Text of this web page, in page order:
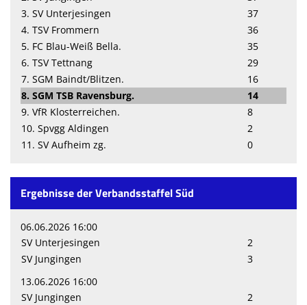
3. SV Unterjesingen
37
4. TSV Frommern
36
5. FC Blau-Weiß Bella.
35
6. TSV Tettnang
29
7. SGM Baindt/Blitzen.
16
8. SGM TSB Ravensburg.
14
9. VfR Klosterreichen.
8
10. Spvgg Aldingen
2
11. SV Aufheim zg.
0
Ergebnisse der Verbandsstaffel Süd
06.06.2026 16:00
SV Unterjesingen
2
SV Jungingen
3
13.06.2026 16:00
SV Jungingen
2